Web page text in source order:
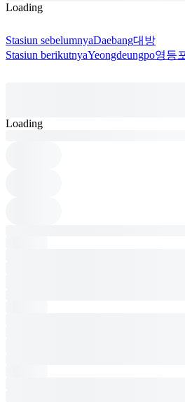
Loading
Stasiun sebelumnyaDaebang대방
Stasiun berikutnyaYeongdeungpo영등
Loading